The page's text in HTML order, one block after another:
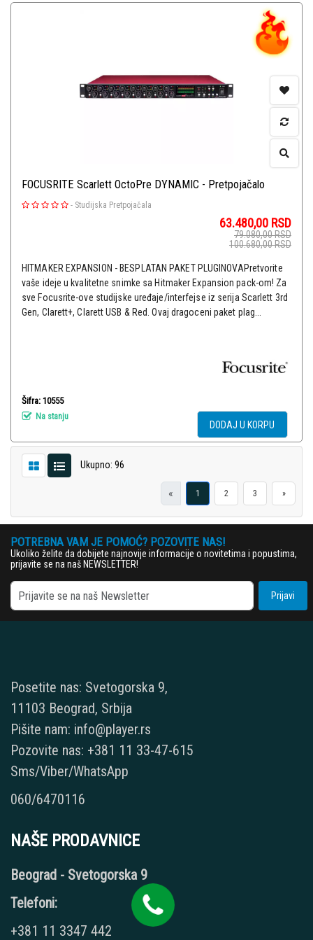
FOCUSRITE Scarlett OctoPre DYNAMIC - Pretpojačalo
- Studijska Pretpojačala
63.480,00 RSD
79.080,00RSD
100.680,00RSD
HITMAKER EXPANSION - BESPLATAN PAKET PLUGINOVAPretvorite
vaše ideje u kvalitetne snimke sa Hitmaker Expansion pack-om! Za
sve Focusrite-ove studijske uređaje/interfejse iz serija Scarlett 3rd
Gen, Clarett+, Clarett USB & Red. Ovaj dragoceni paket plag...
Šifra: 10555
Na stanju
DODAJ U KORPU
Ukupno: 96
« 1 2 3 »
POTREBNA VAM JE POMOĆ? POZOVITE NAS!
Ukoliko želite da dobijete najnovije informacije o novitetima i popustima,
prijavite se na naš NEWSLETTER!
Prijavi
Posetite nas: Svetogorska 9,
11103 Beograd, Srbija
Pišite nam: info@player.rs
Pozovite nas: +381 11 33-47-615
Sms/Viber/WhatsApp
060/6470116
NAŠE PRODAVNICE
Beograd - Svetogorska 9
Telefoni:
+381 11 3347 442